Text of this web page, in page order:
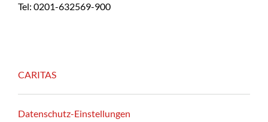
Tel: 0201-632569-900
CARITAS
Datenschutz-Einstellungen